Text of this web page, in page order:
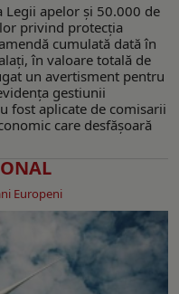
Legii apelor și 50.000 de
privind protecția
cumulată dată în
în valoare totală de
un avertisment pentru
gestiunii
fost aplicate de comisarii
care desfășoară
Europeni